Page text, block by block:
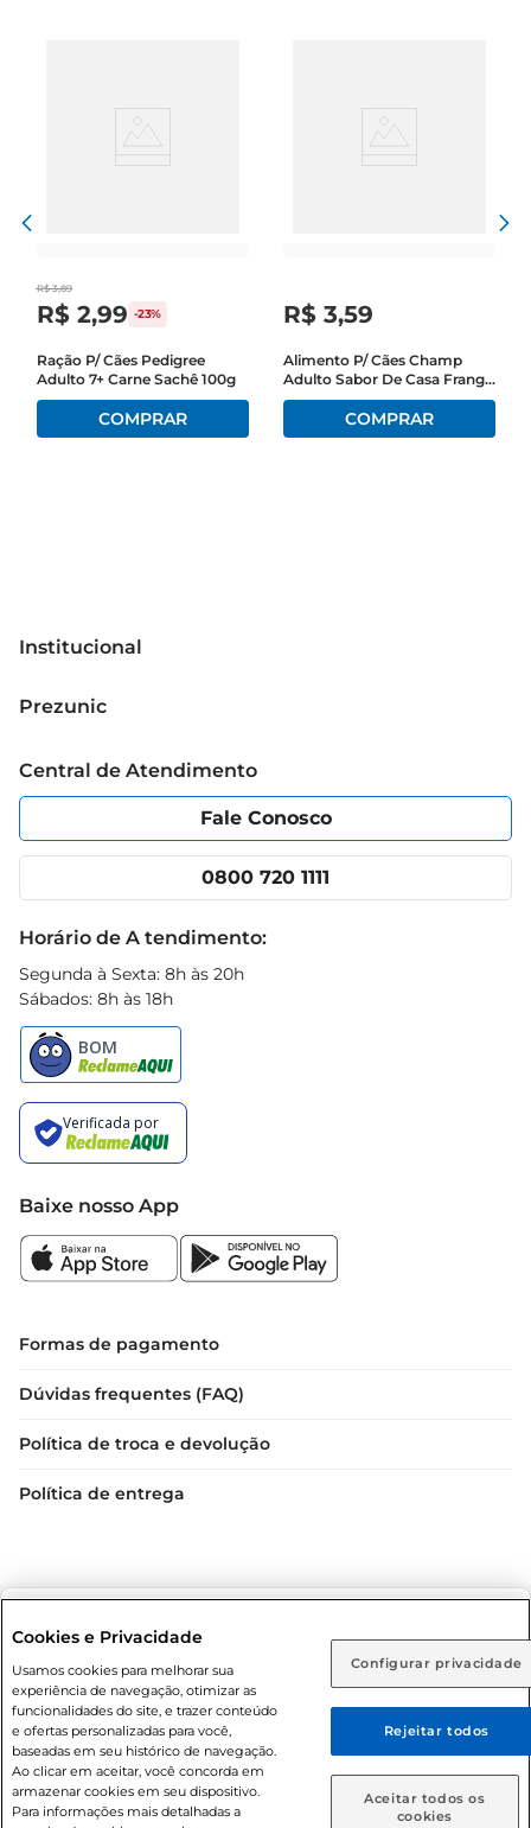
Rio de Janeiro (RJ) Goiás (GO)
Ou
Caso queira comprar online, informe como deseja receber
suas compras:
Entrega em casa Retire em Loja
R$ 3,89
R$ 2,99 -23%
Ração P/ Cães Pedigree
Adulto 7+ Carne Sachê 100g
R$ 3,59
Alimento P/ Cães Champ
Adulto Sabor De Casa Frango
Sachê 85g
Institucional
Grupo Cencosud
Política de Privacidade
Portal do fornecedor
Cencosud Media
Prezunic
Código de Ética
App Prezunic
Central de Atendimento
Fale Conosco
0800 720 1111
Horário de A tendimento:
Segunda à Sexta: 8h às 20h
Sábados: 8h às 18h
Baixe nosso App
Formas de pagamento
Dúvidas frequentes (FAQ)
Política de troca e devolução
Política de entrega
Condições gerais: Em caso de divergência de valores, o
valor válido é o do carrinho de compras. Fotos ilustrativas.
Compras sujeitas a confirmação de estoque. Compras
podem ser canceladas em caso de suspeita de fraude. A fim
de garantir o acesso de um maior número de clientes as
nossas promoções, a compra de produtos com preços
Cookies e Privacidade
Usamos cookies para melhorar sua
experiência de navegação, otimizar as
funcionalidades do site, e trazer conteúdo
e ofertas personalizadas para você,
baseadas em seu histórico de navegação.
Ao clicar em aceitar, você concorda em
armazenar cookies em seu dispositivo.
Para informações mais detalhadas a
Configurar privacidade
Rejeitar todos
Aceitar todos os
cookies